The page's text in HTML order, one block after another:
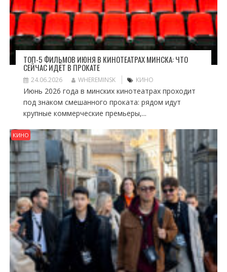
ТОП-5 ФИЛЬМОВ ИЮНЯ В КИНОТЕАТРАХ МИНСКА: ЧТО
СЕЙЧАС ИДЁТ В ПРОКАТЕ
24.06.2026 WHEREMINSK КИНО
Июнь 2026 года в минских кинотеатрах проходит
под знаком смешанного проката: рядом идут
крупные коммерческие премьеры,...
КИНО